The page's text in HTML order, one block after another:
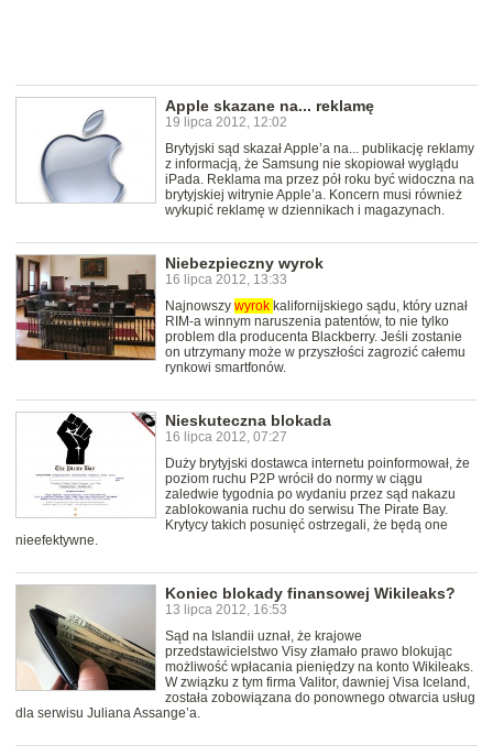
Apple skazane na... reklamę
19 lipca 2012, 12:02
Brytyjski sąd skazał Apple’a na... publikację reklamy
z informacją, że Samsung nie skopiował wyglądu
iPada. Reklama ma przez pół roku być widoczna na
brytyjskiej witrynie Apple’a. Koncern musi również
wykupić reklamę w dziennikach i magazynach.
Niebezpieczny wyrok
16 lipca 2012, 13:33
Najnowszy wyrok kalifornijskiego sądu, który uznał
RIM-a winnym naruszenia patentów, to nie tylko
problem dla producenta Blackberry. Jeśli zostanie
on utrzymany może w przyszłości zagrozić całemu
rynkowi smartfonów.
Nieskuteczna blokada
16 lipca 2012, 07:27
Duży brytyjski dostawca internetu poinformował, że
poziom ruchu P2P wrócił do normy w ciągu
zaledwie tygodnia po wydaniu przez sąd nakazu
zablokowania ruchu do serwisu The Pirate Bay.
Krytycy takich posunięć ostrzegali, że będą one
nieefektywne.
Koniec blokady finansowej Wikileaks?
13 lipca 2012, 16:53
Sąd na Islandii uznał, że krajowe
przedstawicielstwo Visy złamało prawo blokując
możliwość wpłacania pieniędzy na konto Wikileaks.
W związku z tym firma Valitor, dawniej Visa Iceland,
została zobowiązana do ponownego otwarcia usług
dla serwisu Juliana Assange’a.